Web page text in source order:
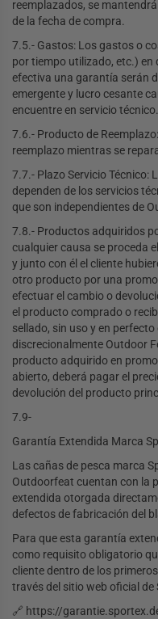
reemplazados, se
de la fecha de compra.
7.5.- Gastos: Los gastos o
por tiempo utilizado, etc.) en
efectiva una garantía serán
emergente y lucro cesante
encuentre en servicio técnico.
7.6.- Producto de
reemplazo mientras se
7.7.- Plazo Servicio Técnico:
dependen de los servicios
que son independientes de
7.8.- Productos adquiridos
cualquier causa se proceda
y junto con él el cliente
otro producto por una
efectuar el cambio o
el producto comprado o
sellado, sin uso y en
discrecionalmente Outdoor
producto adquirido en
abierto, deberá pagar el
devolución del producto
7.9-
Garantía Extendida Marca
Las cañas de pesca marca
Outdoorfeat cuentan con la
extendida otorgada
defectos de fabricación del
Para que esta garantía
como requisito obligatorio
cliente dentro de los
través del sitio web oficial de
🔗 https://